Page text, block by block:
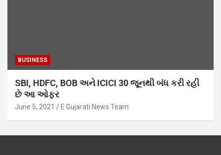
BUSINESS
SBI, HDFC, BOB અને ICICI 30 જૂનથી બંધ કરી રહી
છે આ ઓફર
June 5, 2021 E Gujarati News Team